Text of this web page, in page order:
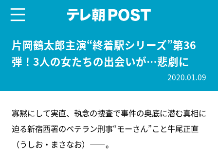
片岡鶴太郎主演“終着駅シリーズ”第36
弾！3人の女たちの出会いが…悲劇に
2020.01.09
寡黙にして実直、執念の捜査で事件の奥底に潜む真相に
迫る新宿西署のベテラン刑事“モーさん”こと牛尾正直
（うしお・まさなお）――。